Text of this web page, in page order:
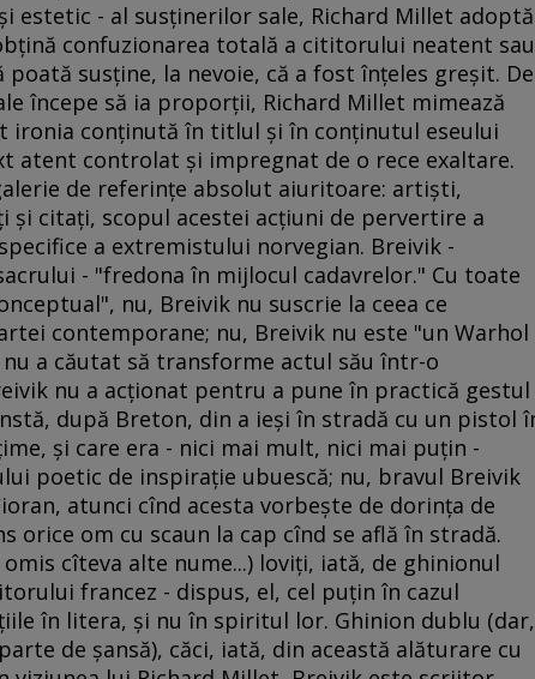
estetic - al susţinerilor sale, Richard Millet adoptă
confuzionarea totală a cititorului neatent sau
susţine, la nevoie, că a fost înţeles greşit. De
începe să ia proporţii, Richard Millet mimează
ironia conţinută în titlul şi în conţinutul eseului
atent controlat şi impregnat de o rece exaltare.
de referinţe absolut aiuritoare: artişti,
citaţi, scopul acestei acţiuni de pervertire a
a extremistului norvegian. Breivik -
- "fredona în mijlocul cadavrelor." Cu toate
nu, Breivik nu suscrie la ceea ce
contemporane; nu, Breivik nu este "un Warhol
a căutat să transforme actul său într-o
nu a acţionat pentru a pune în practică gestul
după Breton, din a ieşi în stradă cu un pistol
şi care era - nici mai mult, nici mai puţin -
poetic de inspiraţie ubuescă; nu, bravul Breivik
atunci cînd acesta vorbeşte de dorinţa de
orice om cu scaun la cap cînd se află în stradă.
cîteva alte nume...) loviţi, iată, de ghinionul
francez - dispus, el, cel puţin în cazul
în litera, şi nu în spiritul lor. Ghinion dublu (dar,
de şansă), căci, iată, din această alăturare cu